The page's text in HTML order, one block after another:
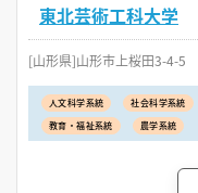
東北芸術工科大学
[山形県]山形市上桜田3-4-5
人文科学系統 社会科学系統
教育・福祉系統
農学系統